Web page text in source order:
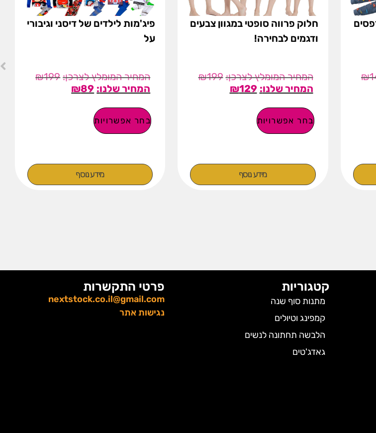
₪
חלוק פרווה סופטי במגוון צבעים
ודגמים לבחירה!
₪199
₪129
בחר אפשרויות
מידע נוסף
פיג'מות לילדים של דיסני וגיבורי
על
₪199
₪89
בחר אפשרויות
מידע נוסף
קטגוריות
מתנות סוף שנה
קמפינג וטיולים
הלבשה תחתונה לנשים
גאדג'טים
פרטי התקשרות
nextstock.co.il@gmail.com
נגישות אתר